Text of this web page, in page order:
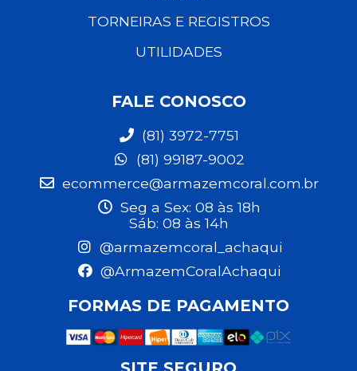
TORNEIRAS E REGISTROS
UTILIDADES
FALE CONOSCO
(81) 3972-7751
(81) 99187-9002
ecommerce@armazemcoral.com.br
Seg a Sex: 08 às 18h
Sáb: 08 às 14h
@armazemcoral_achaqui
@ArmazemCoralAchaqui
FORMAS DE PAGAMENTO